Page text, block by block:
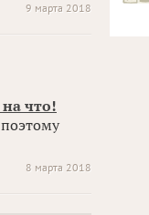
9 марта 2018
что!
8 марта 2018